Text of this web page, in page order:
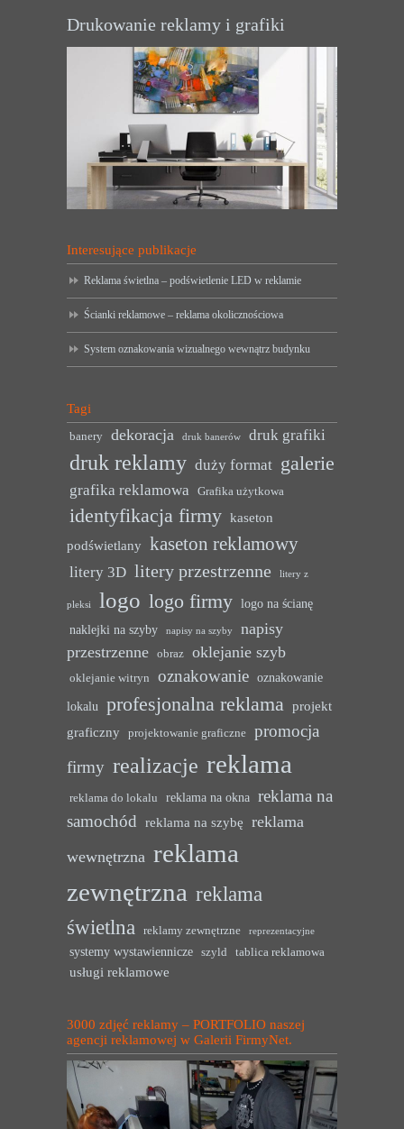
Drukowanie reklamy i grafiki
Interesujące publikacje
Reklama świetlna – podświetlenie LED w reklamie
Ścianki reklamowe – reklama okolicznościowa
System oznakowania wizualnego wewnątrz budynku
Tagi
banery dekoracja druk banerów druk grafiki
druk reklamy duży format galerie
grafika reklamowa Grafika użytkowa
identyfikacja firmy kaseton
podświetlany kaseton reklamowy
litery 3D litery przestrzenne litery z
pleksi logo logo firmy logo na ścianę
naklejki na szyby
napisy na szyby
napisy
przestrzenne
obraz oklejanie szyb
oklejanie witryn oznakowanie oznakowanie
lokalu profesjonalna reklama projekt
graficzny
projektowanie graficzne
promocja
firmy realizacje reklama
reklama do lokalu reklama na okna reklama na
samochód reklama na szybę reklama
wewnętrzna reklama
zewnętrzna reklama
świetlna
reklamy zewnętrzne reprezentacyjne
systemy wystawiennicze szyld tablica reklamowa
usługi reklamowe
3000 zdjęć reklamy – PORTFOLIO naszej
agencji reklamowej w Galerii FirmyNet.